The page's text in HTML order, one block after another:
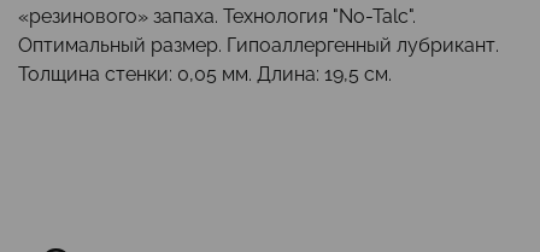
«резинового» запаха. Технология "No-Talc".
Оптимальный размер. Гипоаллергенный лубрикант.
Толщина стенки: 0,05 мм. Длина: 19,5 см.